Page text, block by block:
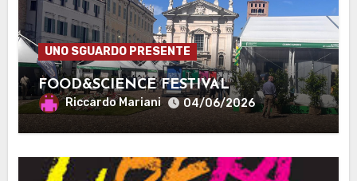
UNO SGUARDO PRESENTE
FOOD&SCIENCE FESTIVAL
Riccardo Mariani 04/06/2026